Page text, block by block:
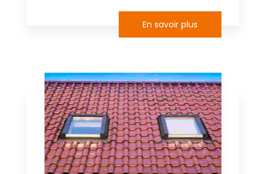
En savoir plus